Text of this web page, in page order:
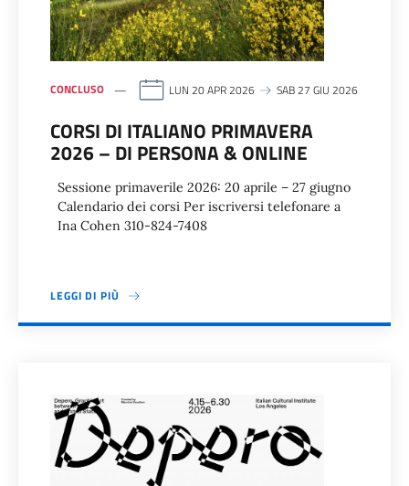
CONCLUSO LUN 20 APR 2026 SAB 27 GIU 2026
CORSI DI ITALIANO PRIMAVERA
2026 – DI PERSONA & ONLINE
Sessione primaverile 2026: 20 aprile – 27 giugno
Calendario dei corsi Per iscriversi telefonare a
Ina Cohen 310-824-7408
LEGGI DI PIÙ